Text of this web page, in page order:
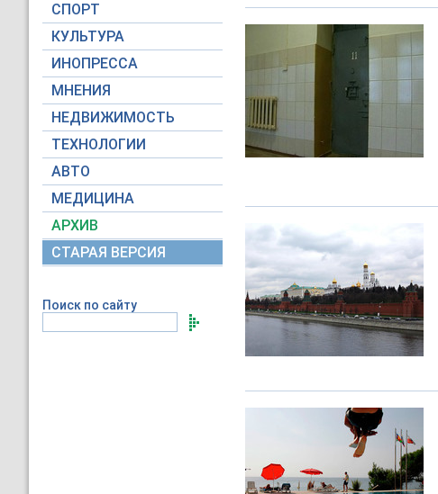
СПОРТ
КУЛЬТУРА
ИНОПРЕССА
МНЕНИЯ
НЕДВИЖИМОСТЬ
ТЕХНОЛОГИИ
АВТО
МЕДИЦИНА
АРХИВ
СТАРАЯ ВЕРСИЯ
Поиск по сайту